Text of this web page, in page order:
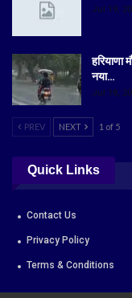
Jul 19,
हरियाणा
नया…
Jul 18,
PREV NEXT 1 of 5
Quick Links
Contact Us
Privacy Policy
Terms & Conditions